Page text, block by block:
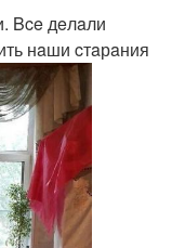
Bce дeлaли
нaши cтaрaния